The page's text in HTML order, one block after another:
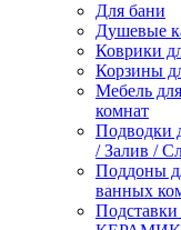
Для бани
Душевые
Коврики
Корзины
Мебель
комнат
Подводки
/ Залив /
Поддоны
ванных